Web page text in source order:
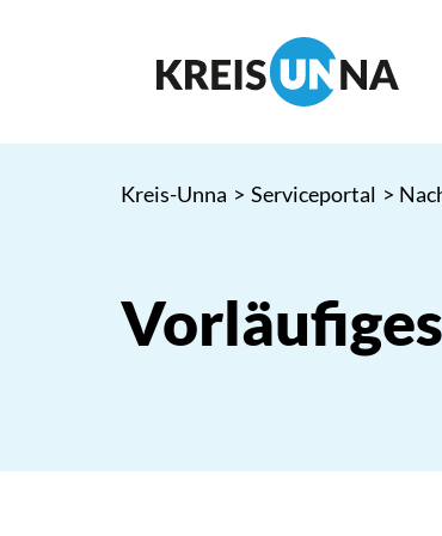
Kreis-Unna > Serviceportal >